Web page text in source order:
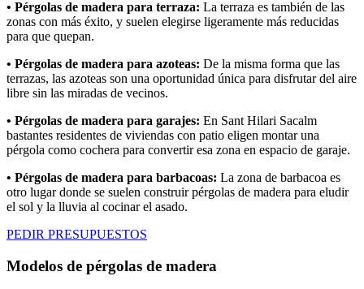
• Pérgolas de madera para terraza: La terraza es también de las
zonas con más éxito, y suelen elegirse ligeramente más reducidas
para que quepan.
• Pérgolas de madera para azoteas: De la misma forma que las
terrazas, las azoteas son una oportunidad única para disfrutar del aire
libre sin las miradas de vecinos.
• Pérgolas de madera para garajes: En Sant Hilari Sacalm
bastantes residentes de viviendas con patio eligen montar una
pérgola como cochera para convertir esa zona en espacio de garaje.
• Pérgolas de madera para barbacoas: La zona de barbacoa es
otro lugar donde se suelen construir pérgolas de madera para eludir
el sol y la lluvia al cocinar el asado.
PEDIR PRESUPUESTOS
Modelos de pérgolas de madera